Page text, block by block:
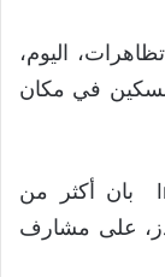
اليوم،
في مكان
وأفادت صحيفة اندبندنت Independent بان أكثر من
على مشارف